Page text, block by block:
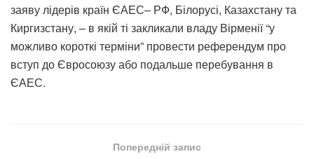
заяву лідерів країн ЄАЕС– РФ, Білорусі, Казахстану та
Киргизстану, – в якій ті закликали владу Вірменії “у
можливо короткі терміни” провести референдум про
вступ до Євросоюзу або подальше перебування в
ЄАЕС.
Попередній запис